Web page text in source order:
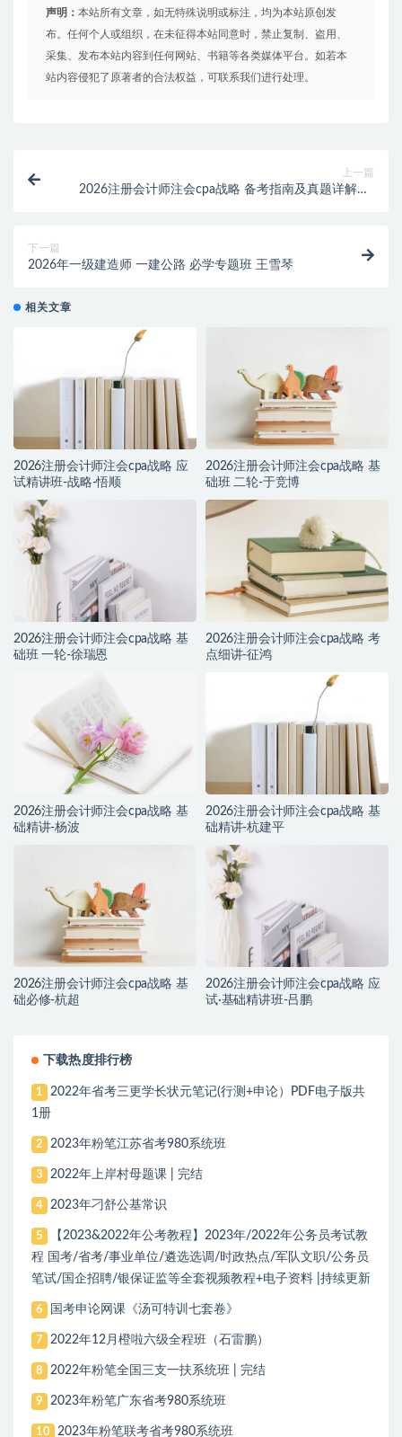
声明： 本站所有文章，如无特殊说明或标注，均为本站原创发
布。任何个人或组织，在未征得本站同意时，禁止复制、盗用、
采集、发布本站内容到任何网站、书籍等各类媒体平台。如若本
站内容侵犯了原著者的合法权益，可联系我们进行处理。
上一篇
2026注册会计师注会cpa战略 备考指南及真题详解班-
下一篇
2026年一级建造师 一建公路 必学专题班 王雪琴
相关文章
2026注册会计师注会cpa战略 应
试精讲班-战略-悟顺
2026注册会计师注会cpa战略 基
础班 二轮-于竞博
2026注册会计师注会cpa战略 基
础班 一轮-徐瑞恩
2026注册会计师注会cpa战略 考
点细讲-征鸿
2026注册会计师注会cpa战略 基
础精讲-杨波
2026注册会计师注会cpa战略 基
础精讲-杭建平
2026注册会计师注会cpa战略 基
础必修-杭超
2026注册会计师注会cpa战略 应
试·基础精讲班-吕鹏
下载热度排行榜
1
2022年省考三更学长状元笔记(行测+申论）PDF电子版共
1册
2 2023年粉笔江苏省考980系统班
3 2022年上岸村母题课 | 完结
4 2023年刁舒公基常识
5
【2023&2022年公考教程】2023年/2022年公务员考试教
程 国考/省考/事业单位/遴选选调/时政热点/军队文职/公务员
笔试/国企招聘/银保证监等全套视频教程+电子资料 |持续更新
6 国考申论网课《汤可特训七套卷》
7 2022年12月橙啦六级全程班（石雷鹏）
8 2022年粉笔全国三支一扶系统班 | 完结
9 2023年粉笔广东省考980系统班
10 2023年粉笔联考省考980系统班